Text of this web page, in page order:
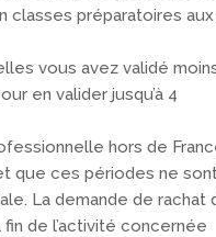
classes préparatoires
vous avez validé
en valider jusqu’à 4
hors de
que ces périodes ne
La demande de rachat
de l’activité concernée